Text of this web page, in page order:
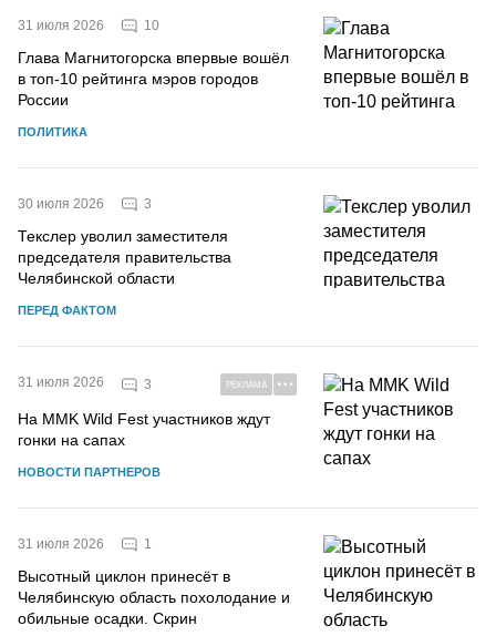
31 июля 2026 10
Глава Магнитогорска впервые вошёл
в топ-10 рейтинга мэров городов
России
ПОЛИТИКА
30 июля 2026 3
Текслер уволил заместителя
председателя правительства
Челябинской области
ПЕРЕД ФАКТОМ
31 июля 2026 3 РЕКЛАМА
На MMK Wild Fest участников ждут
гонки на сапах
НОВОСТИ ПАРТНЕРОВ
31 июля 2026 1
Высотный циклон принесёт в
Челябинскую область похолодание и
обильные осадки. Скрин